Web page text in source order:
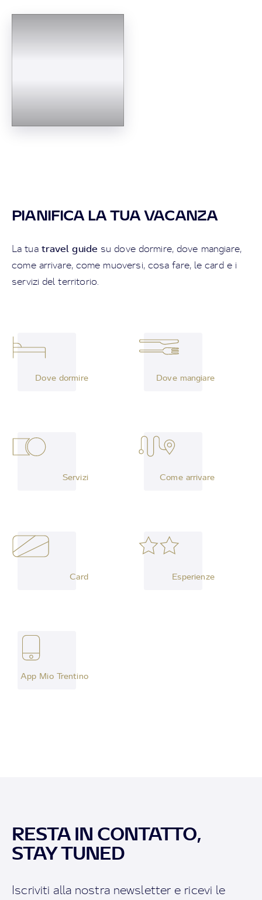
PIANIFICA LA TUA VACANZA
La tua travel guide su dove dormire, dove mangiare,
come arrivare, come muoversi, cosa fare, le card e i
servizi del territorio.
Dove dormire Dove mangiare
Servizi Come arrivare
Card Esperienze
App Mio Trentino
RESTA IN CONTATTO,
STAY TUNED
Iscriviti alla nostra newsletter e ricevi le